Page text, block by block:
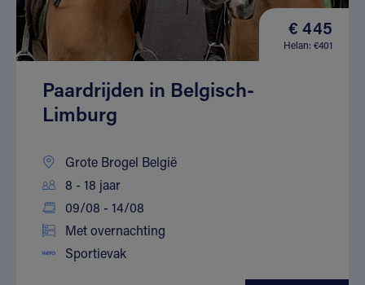
€ 445
Helan: €401
Paardrijden in Belgisch-
Limburg
Grote Brogel België
8 - 18 jaar
09/08 - 14/08
Met overnachting
Sportievak